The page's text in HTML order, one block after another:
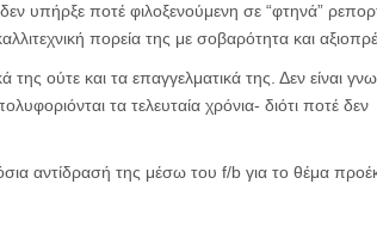
υπήρξε ποτέ φιλοξενούμενη σε “φτηνά”
πορεία της με σοβαρότητα και
ούτε και τα επαγγελματικά της. Δεν είναι
τα τελευταία χρόνια- διότι ποτέ δεν
αντίδρασή της μέσω του f/b για το θέμα